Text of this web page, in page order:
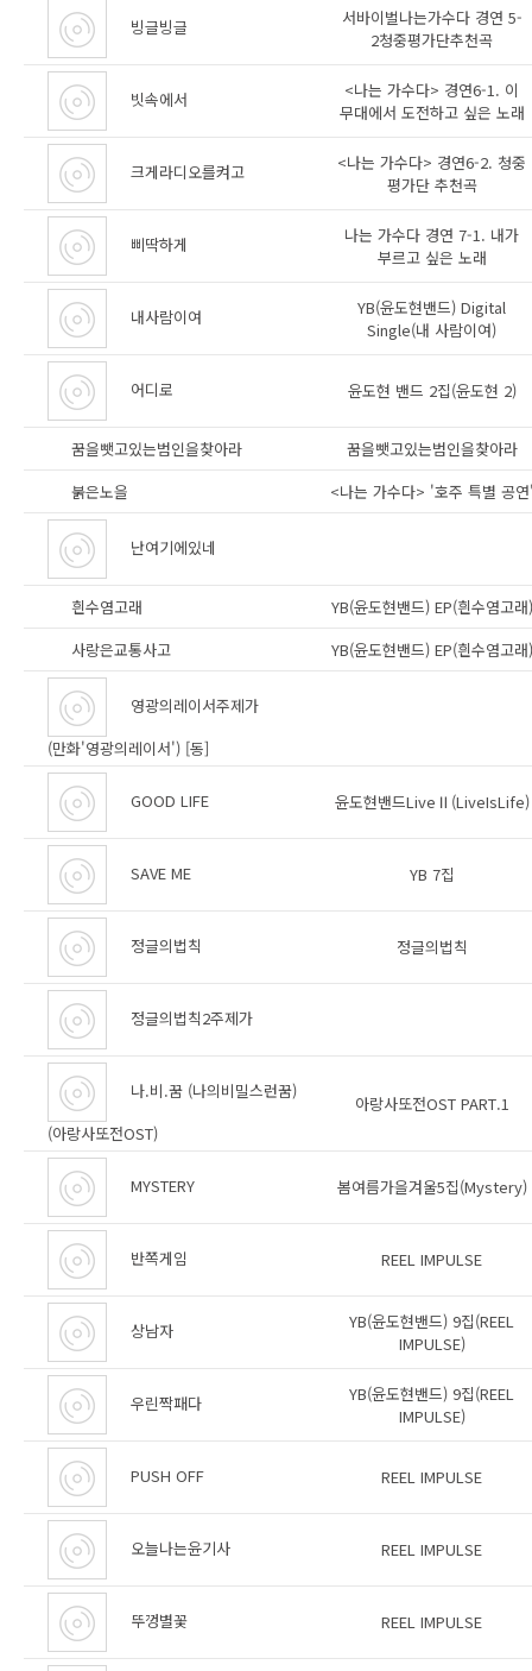
빙글빙글
서바이벌나는가수다 경연 5-
2청중평가단추천곡
빗속에서
<나는 가수다> 경연6-1. 이
무대에서 도전하고 싶은 노래
크게라디오를켜고
<나는 가수다> 경연6-2. 청중
평가단 추천곡
삐딱하게
나는 가수다 경연 7-1. 내가
부르고 싶은 노래
내사람이여
YB(윤도현밴드) Digital
Single(내 사람이여)
어디로 윤도현 밴드 2집(윤도현 2)
꿈을뺏고있는범인을찾아라
꿈을뺏고있는범인을찾아라
붉은노을
<나는 가수다> '호주 특별 공
난여기에있네
흰수염고래
YB(윤도현밴드) EP(흰수염고래)
사랑은교통사고
YB(윤도현밴드) EP(흰수염고래)
영광의레이서주제가
(만화'영광의레이서') [동]
GOOD LIFE 윤도현밴드LiveⅡ(LiveIsLife)
SAVE ME YB 7집
정글의법칙 정글의법칙
정글의법칙2주제가
나.비.꿈 (나의비밀스런꿈)
(아랑사또전OST)
아랑사또전OST PART.1
MYSTERY 봄여름가을겨울5집(Mystery)
반쪽게임 REEL IMPULSE
상남자
YB(윤도현밴드) 9집(REEL
IMPULSE)
우린짝패다
YB(윤도현밴드) 9집(REEL
IMPULSE)
PUSH OFF REEL IMPULSE
오늘나는윤기사 REEL IMPULSE
뚜껑별꽃 REEL IMPULSE